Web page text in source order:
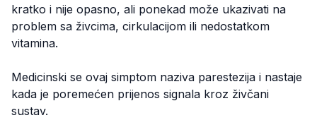
kratko i nije opasno, ali ponekad može ukazivati na
problem sa živcima, cirkulacijom ili nedostatkom
vitamina.
Medicinski se ovaj simptom naziva parestezija i nastaje
kada je poremećen prijenos signala kroz živčani
sustav.